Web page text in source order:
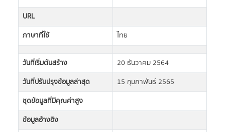
URL
ภาษาที่ใช้
ไทย
วันที่เริ่มต้นสร้าง
20 ธันวาคม 2564
วันที่ปรับปรุงข้อมูลล่าสุด
15 กุมภาพันธ์ 2565
ชุดข้อมูลที่มีคุณค่าสูง
ข้อมูลอ้างอิง